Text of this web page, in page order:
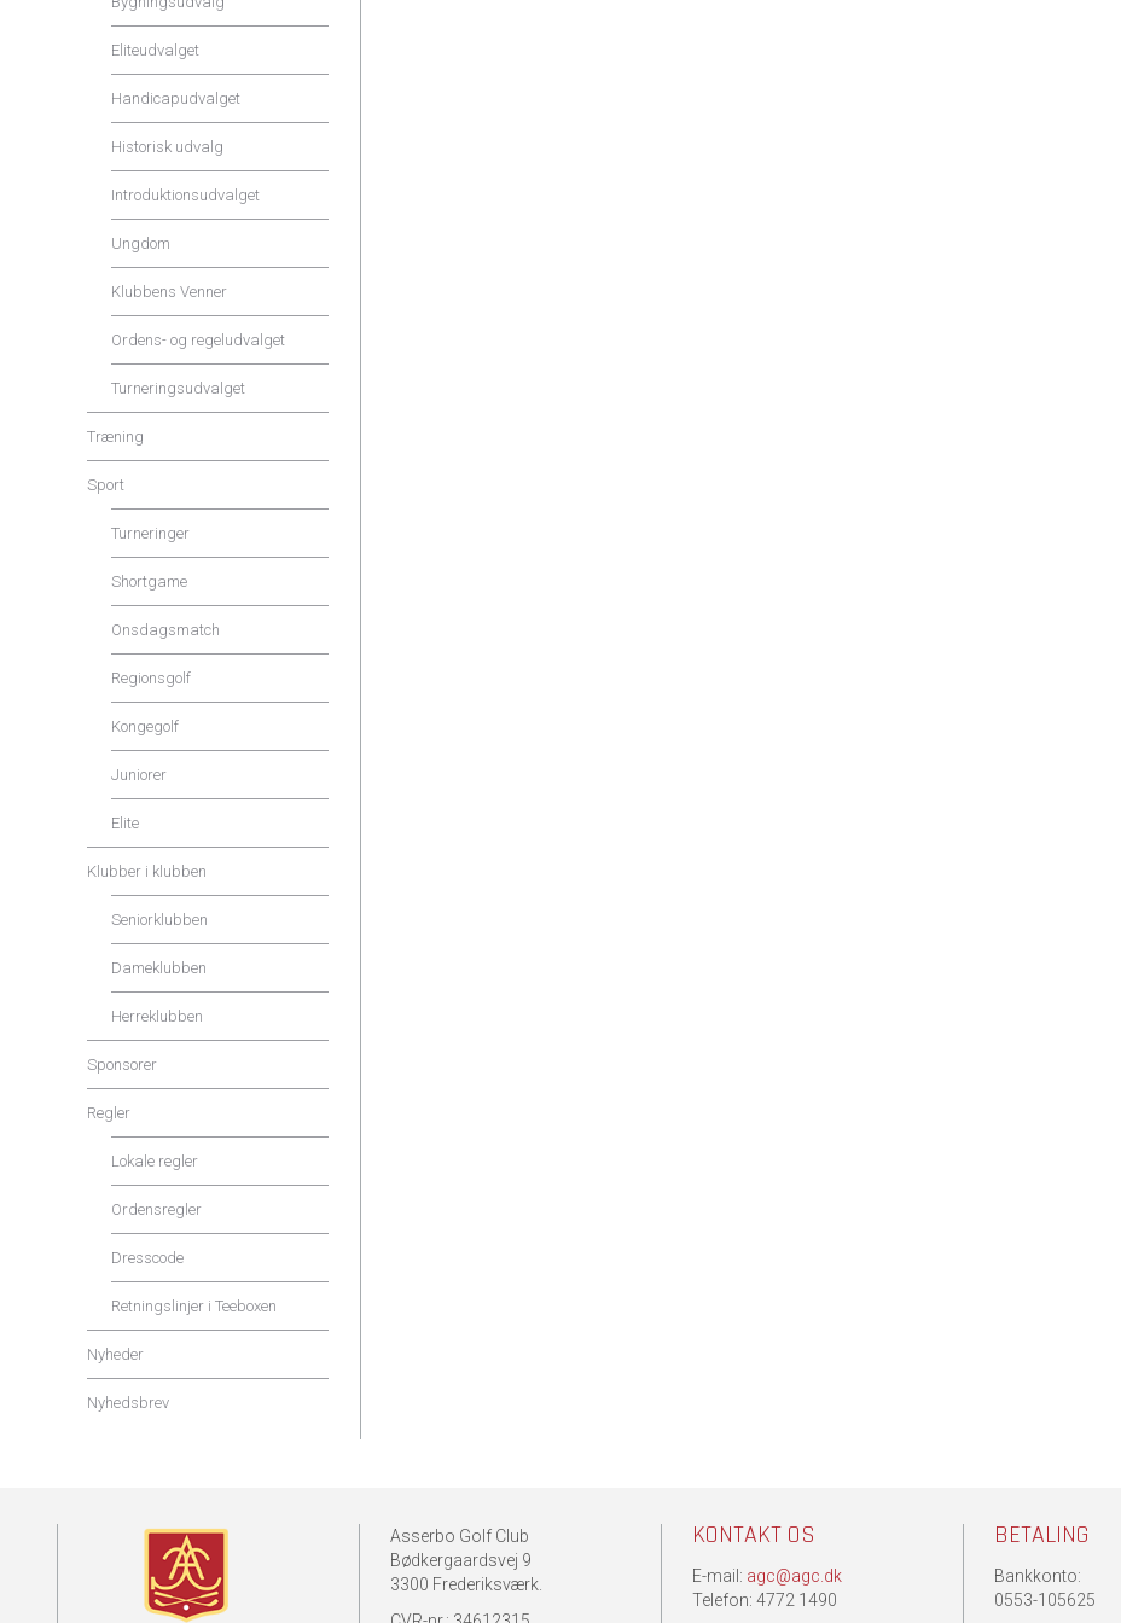
Eliteudvalget
Handicapudvalget
Historisk udvalg
Introduktionsudvalget
Ungdom
Klubbens Venner
Ordens- og regeludvalget
Turneringsudvalget
Træning
Sport
Turneringer
Shortgame
Onsdagsmatch
Regionsgolf
Kongegolf
Juniorer
Elite
Klubber i klubben
Seniorklubben
Dameklubben
Herreklubben
Sponsorer
Regler
Lokale regler
Ordensregler
Dresscode
Retningslinjer i Teeboxen
Nyheder
Nyhedsbrev
Asserbo Golf Club
Bødkergaardsvej 9
3300 Frederiksværk.
KONTAKT OS
E-mail: agc@agc.dk
Telefon: 4772 1490
BETALING
Bankkonto:
0553-105625